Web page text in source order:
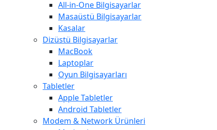
All-in-One Bilgisayarlar
Masaüstü Bilgisayarlar
Kasalar
Dizüstü Bilgisayarlar
MacBook
Laptoplar
Oyun Bilgisayarları
Tabletler
Apple Tabletler
Android Tabletler
Modem & Network Ürünleri